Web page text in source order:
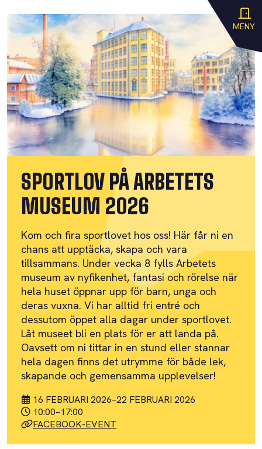
MENY
SPORTLOV PÅ ARBETETS
MUSEUM 2026
Kom och fira sportlovet hos oss! Här får ni en
chans att upptäcka, skapa och vara
tillsammans. Under vecka 8 fylls Arbetets
museum av nyfikenhet, fantasi och rörelse när
hela huset öppnar upp för barn, unga och
deras vuxna. Vi har alltid fri entré och
dessutom öppet alla dagar under sportlovet.
Låt museet bli en plats för er att landa på.
Oavsett om ni tittar in en stund eller stannar
hela dagen finns det utrymme för både lek,
skapande och gemensamma upplevelser!
16 FEBRUARI 2026–22 FEBRUARI 2026
10:00–17:00
FACEBOOK-EVENT